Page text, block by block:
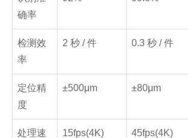
确率
检测效
率
2 秒 / 件 0.3 秒 / 件
定位精
度
±500μm ±80μm
处理速
15fps(4K) 45fps(4K)